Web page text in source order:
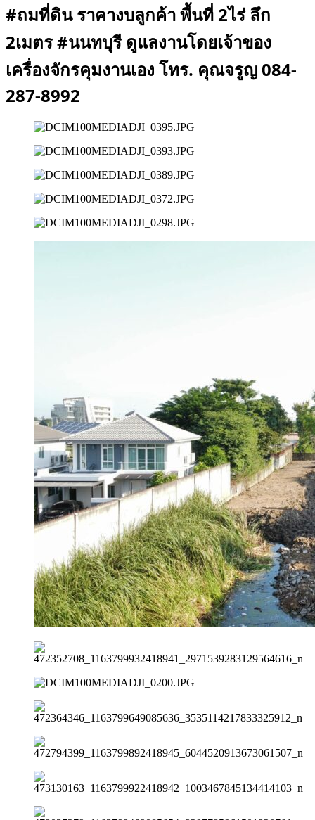
#ถมที่ดิน ราคางบลูกค้า พื้นที่ 2ไร่ ลึก
2เมตร #นนทบุรี ดูแลงานโดยเจ้าของ
เครื่องจักรคุมงานเอง โทร. คุณจรูญ 084-
287-8992